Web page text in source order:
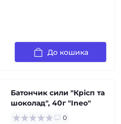
До кошика
Батончик сили "Крісп та
шоколад", 40г "Ineo"
0